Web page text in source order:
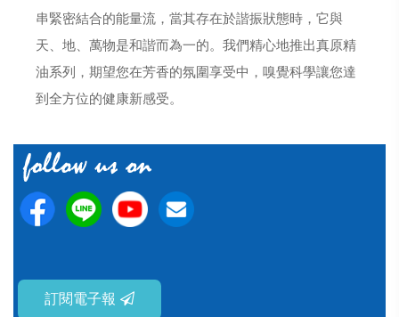
串緊密結合的能量流，當其存在於諧振狀態時，它與
天、地、萬物是和諧而為一的。我們精心地推出真原精
油系列，期望您在芳香的氛圍享受中，嗅覺科學讓您達
到全方位的健康新感受。
訂閱電子報